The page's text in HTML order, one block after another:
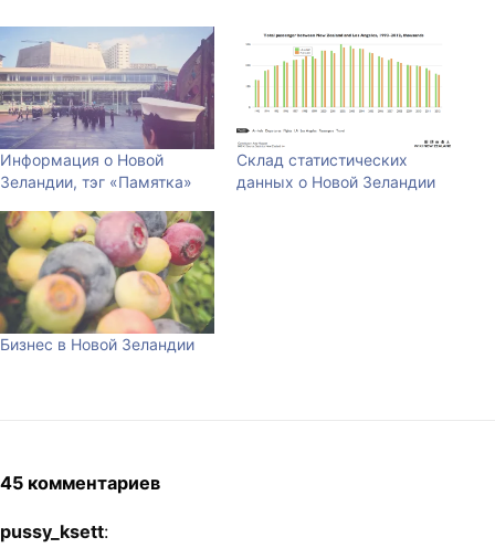
Информация о Новой
Зеландии, тэг «Памятка»
Склад статистических
данных о Новой Зеландии
Бизнес в Новой Зеландии
45 комментариев
pussy_ksett: